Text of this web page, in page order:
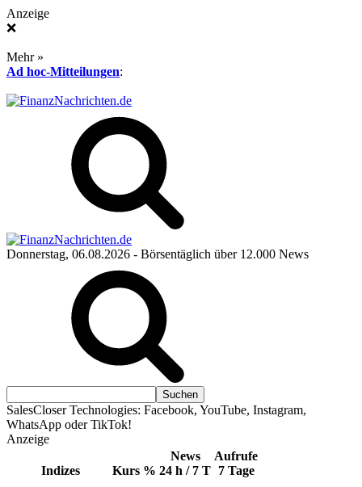
Anzeige
❌
Mehr »
Ad hoc-Mitteilungen:
Donnerstag, 06.08.2026 - Börsentäglich über 12.000 News
SalesCloser Technologies: Facebook, YouTube, Instagram,
WhatsApp oder TikTok!
Anzeige
Indizes Kurs %
News
24 h / 7 T
Aufrufe
7 Tage